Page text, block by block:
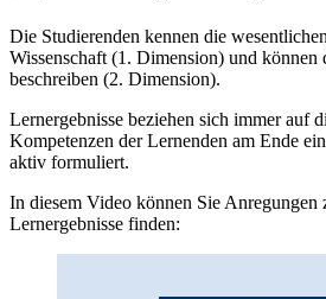
Die Studierenden kennen die
Wissenschaft (1. Dimension) und können
beschreiben (2. Dimension).
Lernergebnisse beziehen sich immer auf
Kompetenzen der Lernenden am Ende
aktiv formuliert.
In diesem Video können Sie Anregungen
Lernergebnisse finden: